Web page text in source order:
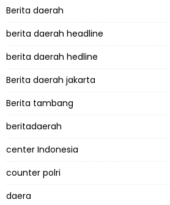
Berita daerah
berita daerah headline
berita daerah hedline
Berita daerah jakarta
Berita tambang
beritadaerah
center Indonesia
counter polri
daera